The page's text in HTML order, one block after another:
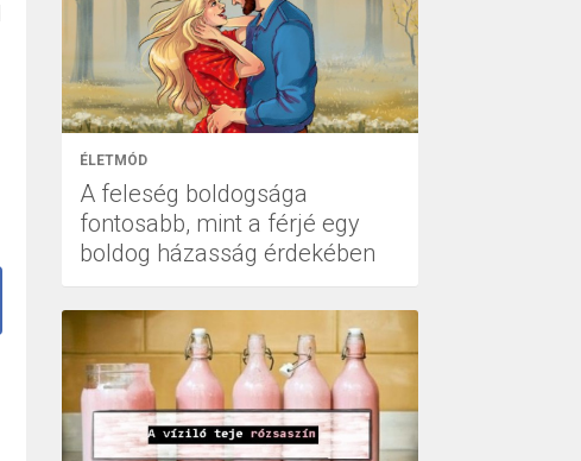
ÉLETMÓD
A feleség boldogsága
fontosabb, mint a férjé egy
boldog házasság érdekében